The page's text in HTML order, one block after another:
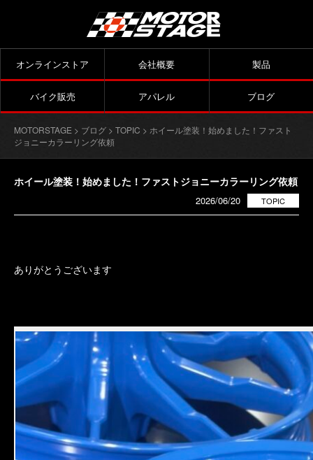
オンラインストア 会社概要 製品
バイク販売 アパレル ブログ
MOTORSTAGE > ブログ > TOPIC > ホイール塗装！始めました！ファスト
ジョニーカラーリング依頼
ホイール塗装！始めました！ファストジョニーカラーリング依頼
TOPIC
2026/06/20
ありがとうございます